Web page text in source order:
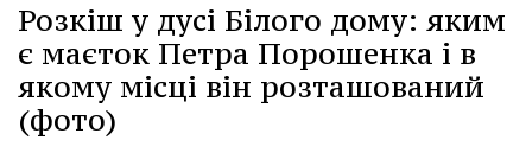
Розкіш у дусі Білого дому: яким
є маєток Петра Порошенка і в
якому місці він розташований
(фото)